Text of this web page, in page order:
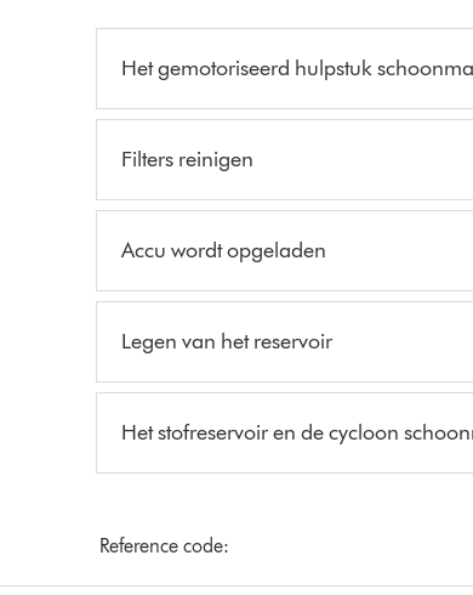
Het gemotoriseerd hulpstuk
Filters reinigen
Accu wordt opgeladen
Legen van het reservoir
Het stofreservoir en de cycloon
Reference code: